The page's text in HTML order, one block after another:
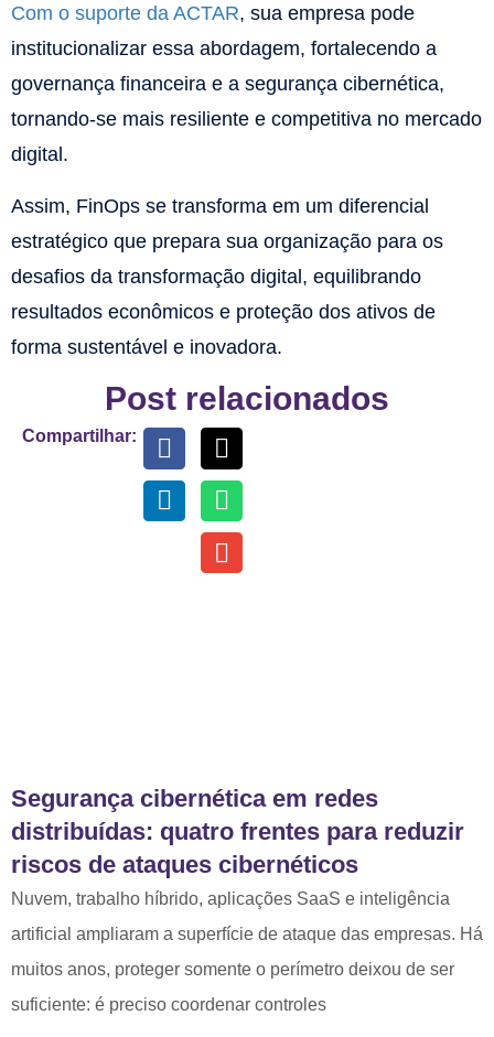
Com o suporte da ACTAR, sua empresa pode
institucionalizar essa abordagem, fortalecendo a
governança financeira e a segurança cibernética,
tornando-se mais resiliente e competitiva no mercado
digital.
Assim, FinOps se transforma em um diferencial
estratégico que prepara sua organização para os
desafios da transformação digital, equilibrando
resultados econômicos e proteção dos ativos de
forma sustentável e inovadora.
Post relacionados
Compartilhar:
Segurança cibernética em redes
distribuídas: quatro frentes para reduzir
riscos de ataques cibernéticos
Nuvem, trabalho híbrido, aplicações SaaS e inteligência
artificial ampliaram a superfície de ataque das empresas. Há
muitos anos, proteger somente o perímetro deixou de ser
suficiente: é preciso coordenar controles